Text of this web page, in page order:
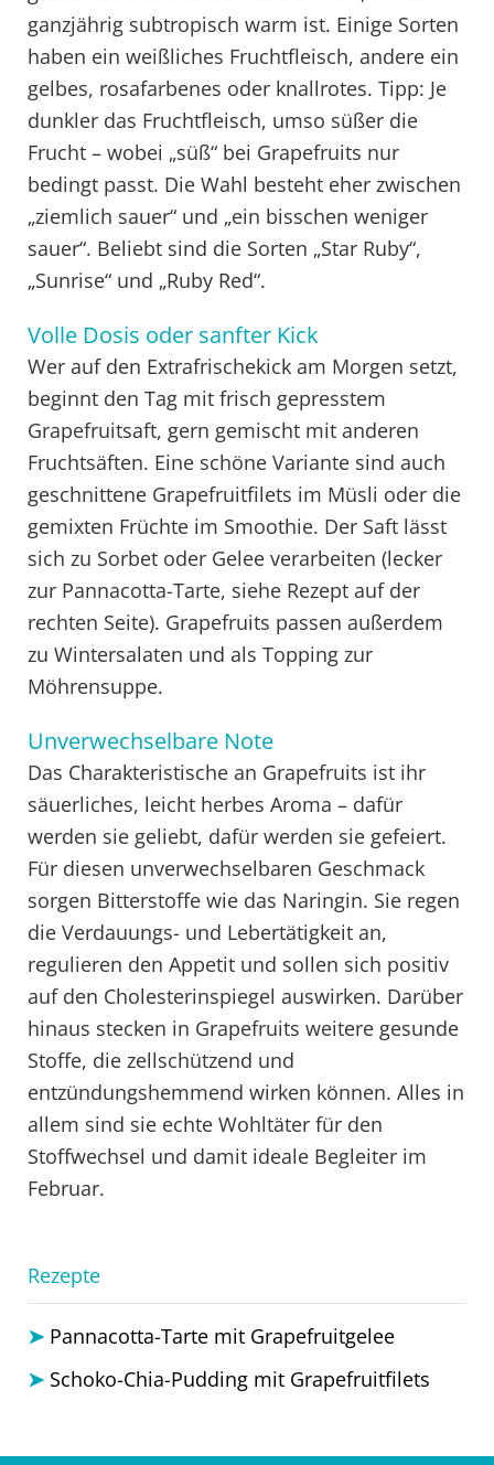
ganzjährig subtropisch warm ist. Einige Sorten
haben ein weißliches Fruchtfleisch, andere ein
gelbes, rosafarbenes oder knallrotes. Tipp: Je
dunkler das Fruchtfleisch, umso süßer die
Frucht – wobei „süß“ bei Grapefruits nur
bedingt passt. Die Wahl besteht eher zwischen
„ziemlich sauer“ und „ein bisschen weniger
sauer“. Beliebt sind die Sorten „Star Ruby“,
„Sunrise“ und „Ruby Red“.
Volle Dosis oder sanfter Kick
Wer auf den Extrafrischekick am Morgen setzt,
beginnt den Tag mit frisch gepresstem
Grapefruitsaft, gern gemischt mit anderen
Fruchtsäften. Eine schöne Variante sind auch
geschnittene Grapefruitfilets im Müsli oder die
gemixten Früchte im Smoothie. Der Saft lässt
sich zu Sorbet oder Gelee verarbeiten (lecker
zur Pannacotta-Tarte, siehe Rezept auf der
rechten Seite). Grapefruits passen außerdem
zu Wintersalaten und als Topping zur
Möhrensuppe.
Unverwechselbare Note
Das Charakteristische an Grapefruits ist ihr
säuerliches, leicht herbes Aroma – dafür
werden sie geliebt, dafür werden sie gefeiert.
Für diesen unverwechselbaren Geschmack
sorgen Bitterstoffe wie das Naringin. Sie regen
die Verdauungs- und Lebertätigkeit an,
regulieren den Appetit und sollen sich positiv
auf den Cholesterinspiegel auswirken. Darüber
hinaus stecken in Grapefruits weitere gesunde
Stoffe, die zellschützend und
entzündungshemmend wirken können. Alles in
allem sind sie echte Wohltäter für den
Stoffwechsel und damit ideale Begleiter im
Februar.
Rezepte
Pannacotta-Tarte mit Grapefruitgelee
Schoko-Chia-Pudding mit Grapefruitfilets